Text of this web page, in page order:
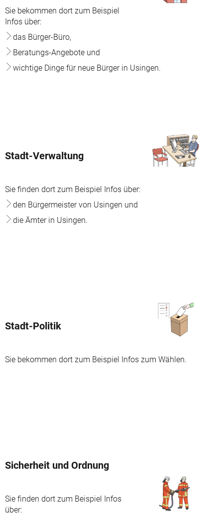
Sie bekommen dort zum Beispiel
Infos über:
das Bürger-Büro,
Beratungs-Angebote und
wichtige Dinge für neue Bürger in Usingen.
Stadt-Verwaltung
Sie finden dort zum Beispiel Infos über:
den Bürgermeister von Usingen und
die Ämter in Usingen.
Stadt-Politik
Sie bekommen dort zum Beispiel Infos zum Wählen.
Sicherheit und Ordnung
Sie finden dort zum Beispiel Infos
über: